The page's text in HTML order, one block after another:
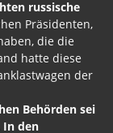
russische
Präsidenten,
die die
hatte diese
der
Behörden sei
In den